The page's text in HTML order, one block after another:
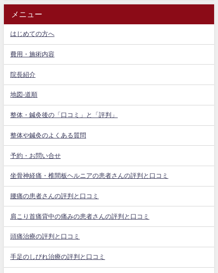
メニュー
はじめての方へ
費用・施術内容
院長紹介
地図-道順
整体・鍼灸後の「口コミ」と「評判」
整体や鍼灸のよくある質問
予約・お問い合せ
坐骨神経痛・椎間板ヘルニアの患者さんの評判と口コミ
腰痛の患者さんの評判と口コミ
肩こり首痛背中の痛みの患者さんの評判と口コミ
頭痛治療の評判と口コミ
手足のしびれ治療の評判と口コミ